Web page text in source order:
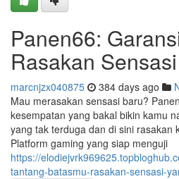
Panen66:
Rasakan
marcnjzx040875 384 days ago
Mau merasakan sensasi baru?
kesempatan yang bakal bikin kamu
yang tak terduga dan di sini rasakan
Platform gaming yang siap menguji
https://
tantang-batasmu-rasakan-sensasi-